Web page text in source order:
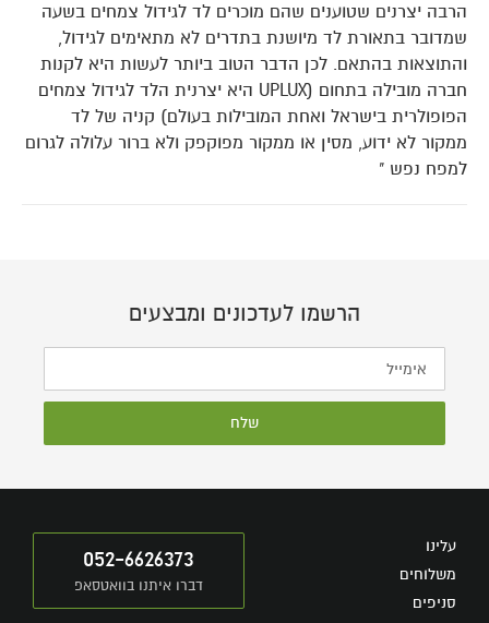
הרבה יצרנים שטוענים שהם מוכרים לד לגידול צמחים בשעה
שמדובר בתאורת לד מיושנת בתדרים לא מתאימים לגידול,
והתוצאות בהתאם. לכן הדבר הטוב ביותר לעשות היא לקנות
חברה מובילה בתחום (UPLUX היא יצרנית הלד לגידול צמחים
הפופולרית בישראל ואחת המובילות בעולם) קניה של לד
ממקור לא ידוע, מסין או ממקור מפוקפק ולא ברור עלולה לגרום
למפח נפש "
הרשמו לעדכונים ומבצעים
שלח
עלינו
משלוחים
סניפים
052-6626373
דברו איתנו בוואטסאפ